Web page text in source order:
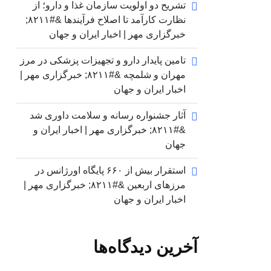
تشریح دو اولویت سازمان غذا و دارو؛ از
نظارت کارآمد تا اصلاح فرآیندها &#۸۲۱۱;
خبرگزاری مهر | اخبار ایران و جهان
تامین پایدار دارو و تجهیزات پزشکی در مرز
مهران و شلمچه &#۸۲۱۱; خبرگزاری مهر |
اخبار ایران و جهان
آثار جشنواره رسانه و سلامت داوری شد
&#۸۲۱۱; خبرگزاری مهر | اخبار ایران و
جهان
استقرار بیش از ۶۶۰ پایگاه اورژانس در
مرزهای اربعین &#۸۲۱۱; خبرگزاری مهر |
اخبار ایران و جهان
آخرین دیدگاه‌ها